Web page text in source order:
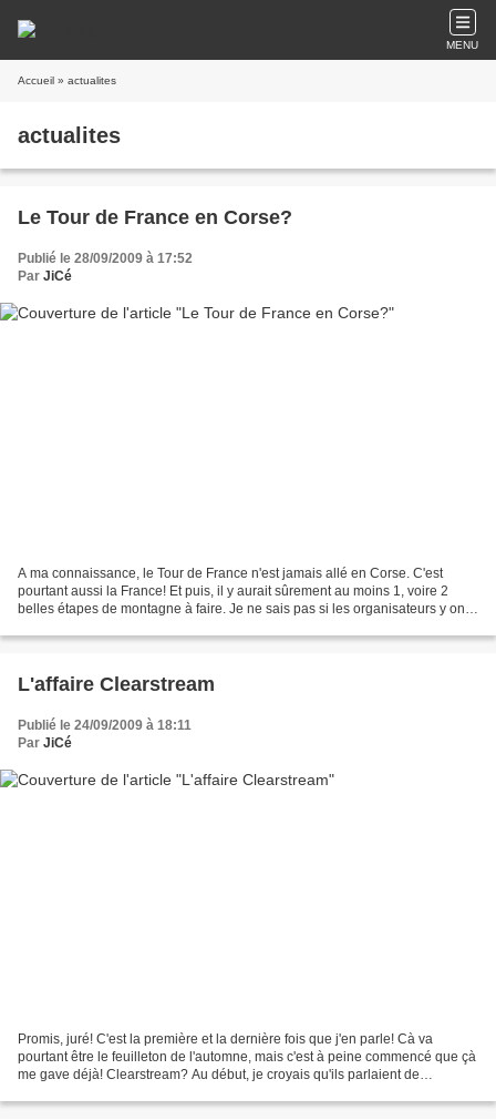
MENU
Accueil » actualites
actualites
Le Tour de France en Corse?
Publié le 28/09/2009 à 17:52
Par JiCé
A ma connaissance, le Tour de France n'est jamais allé en Corse. C'est
pourtant aussi la France! Et puis, il y aurait sûrement au moins 1, voire 2
belles étapes de montagne à faire. Je ne sais pas si les organisateurs y ont
L'affaire Clearstream
Publié le 24/09/2009 à 18:11
Par JiCé
Promis, juré! C'est la première et la dernière fois que j'en parle! Cà va
pourtant être le feuilleton de l'automne, mais c'est à peine commencé que çà
me gave déjà! Clearstream? Au début, je croyais qu'ils parlaient de